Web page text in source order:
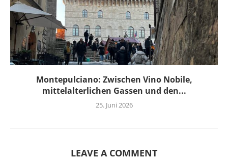
Montepulciano: Zwischen Vino Nobile,
mittelalterlichen Gassen und den...
25. Juni 2026
LEAVE A COMMENT